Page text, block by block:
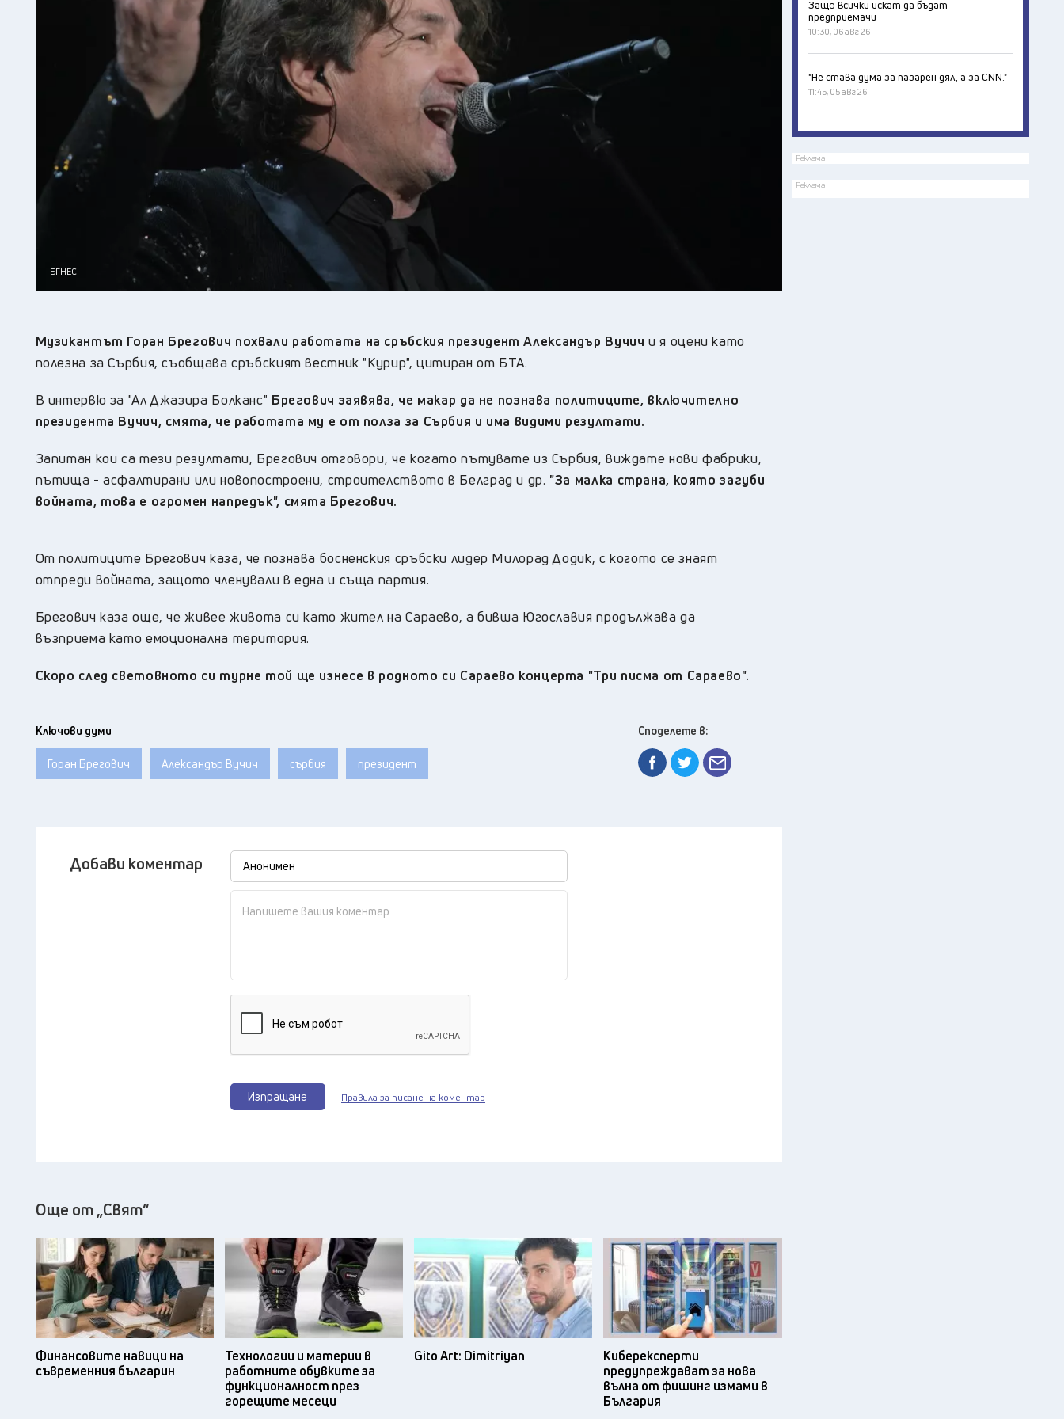
Перник, 24°C
Плевен , 30°C
Пловдив 32°C
, 27°C
28°C
Силистра 28°C
28°C
Смолян, 24 °C
София, 29°C
Стара Загора
Търговище
Хасково 30
Шумен °C
Ямбол, 29°C
БГНЕС
Музикантът Горан Брегович похвали работата на сръбския президент Александър Вучич и я оцени като
полезна за Сърбия, съобщава сръбският вестник "Курир", цитиран от БТА.
В интервю за "Ал Джазира Болканс" Брегович заявява, че макар да не познава политиците, включително
президента Вучич, смята, че работата му е от полза за Сърбия и има видими резултати.
Запитан кои са тези резултати, Брегович отговори, че когато пътувате из Сърбия, виждате нови фабрики,
пътища - асфалтирани или новопостроени, строителството в Белград и др. "За малка страна, която загуби
войната, това е огромен напредък", смята Брегович.
От политиците Брегович каза, че познава босненския сръбски лидер Милорад Додик, с когото се знаят
отпреди войната, защото членували в една и съща партия.
Брегович каза още, че живее живота си като жител на Сараево, а бивша Югославия продължава да
възприема като емоционална територия.
Скоро след световното си турне той ще изнесе в родното си Сараево концерта "Три писма от Сараево".
Ключови думи
Горан Брегович Александър Вучич сърбия президент
Споделете в:
Добави коментар
Изпращане Правила за писане на коментар
Още от „Свят“
Финансовите навици на
съвременния българин
Технологии и материи в
работните обувките за
функционалност през
горещите месеци
Gito Art: Dimitriyan
Киберексперти
предупреждават за нова
вълна от фишинг измами в
България
Защо всички искат да бъдат
предприемачи
10:30, 06 авг 26
"Не става дума за пазарен дял, а за CNN."
11:45, 05 авг 26
Реклама
Реклама